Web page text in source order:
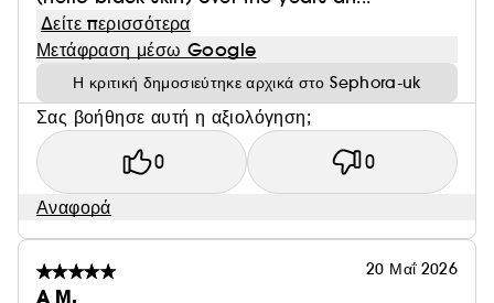
Δείτε περισσότερα
Μετάφραση μέσω Google
Η κριτική δημοσιεύτηκε αρχικά στο Sephora-uk
Σας βοήθησε αυτή η αξιολόγηση;
0 0
Αναφορά
20 Μαΐ 2026
A M.